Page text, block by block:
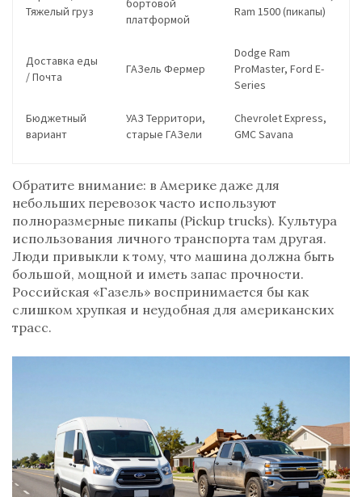
Тяжелый груз
бортовой
платформой
Ram 1500(пикапы)
Доставка еды
/ Почта
ГАЗель Фермер
Dodge Ram
ProMaster, Ford E-
Series
Бюджетный
вариант
УАЗ Территори,
старые ГАЗели
Chevrolet Express,
GMC Savana
Обратите внимание: в Америке даже для
небольших перевозок часто используют
полноразмерные пикапы (Pickup trucks). Культура
использования личного транспорта там другая.
Люди привыкли к тому, что машина должна быть
большой, мощной и иметь запас прочности.
Российская «Газель» воспринимается бы как
слишком хрупкая и неудобная для американских
трасс.